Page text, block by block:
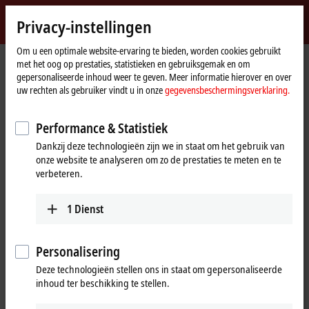
Beckhoff
-
New
Automation
Technology
startpaginaBedrijf News Scientific Automation
Als u "Accepteren" klikt, verschijnt de video en passen wij uw
privacy-instelling aan. Daarbij wordt externe inhoud van Vimeo
geladen. Raadpleeg hier onze
gegevensbeschermingsverklaring.
Dec 12, 2016
Scientific Automation
Privacy-instellingen
Om u een optimale website-ervaring te bieden, worden cookies gebruikt
met het oog op prestaties, statistieken en gebruiksgemak en om
gepersonaliseerde inhoud weer te geven. Meer informatie hierover en over
uw rechten als gebruiker vindt u in onzegegevensbeschermingsverklaring.
Performance & Statistiek
Dankzij deze technologieën zijn we in staat om het gebruik van
onze website te analyseren om zo de prestaties te meten en te
verbeteren.
1 Dienst
Personalisering
Deze technologieën stellen ons in staat om gepersonaliseerde
inhoud ter beschikking te stellen.